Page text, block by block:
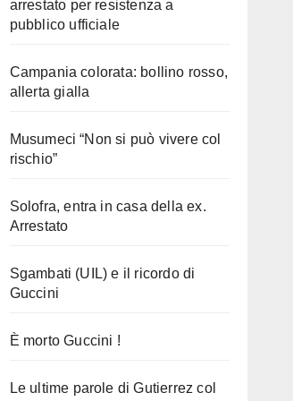
arrestato per resistenza a
pubblico ufficiale
Campania colorata: bollino rosso,
allerta gialla
Musumeci “Non si può vivere col
rischio”
Solofra, entra in casa della ex.
Arrestato
Sgambati (UIL) e il ricordo di
Guccini
È morto Guccini !
Le ultime parole di Gutierrez col